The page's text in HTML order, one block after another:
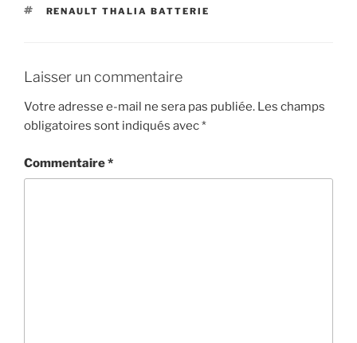
ÉTIQUETTES
RENAULT THALIA BATTERIE
Laisser un commentaire
Votre adresse e-mail ne sera pas publiée. Les champs
obligatoires sont indiqués avec*
Commentaire*